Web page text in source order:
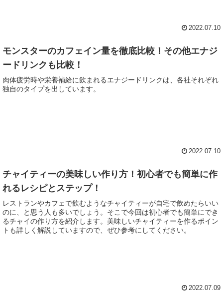
2022.07.10
モンスターのカフェイン量を徹底比較！その他エナジ
ードリンクも比較！
肉体疲労時や栄養補給に飲まれるエナジードリンクは、各社それぞれ
独自のタイプを出しています。
2022.07.10
チャイティーの美味しい作り方！初心者でも簡単に作
れるレシピとステップ！
レストランやカフェで飲むようなチャイティーが自宅で飲めたらいい
のに、と思う人も多いでしょう。そこで今回は初心者でも簡単にでき
るチャイの作り方を紹介します。美味しいチャイティーを作るポイン
トも詳しく解説していますので、ぜひ参考にしてください。
2022.07.09